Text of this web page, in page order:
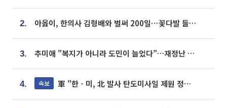
2. 아옳이, 한의사 김형배와 벌써 200일⋯꽃다발 들고 "프러포즈 아냐"
3. 추미애 "복지가 아니라 도민이 늘었다"…재정난 책임론 정면돌파
4. 속보 軍 "한ㆍ미, 北 발사 탄도미사일 제원 정밀분석 중"